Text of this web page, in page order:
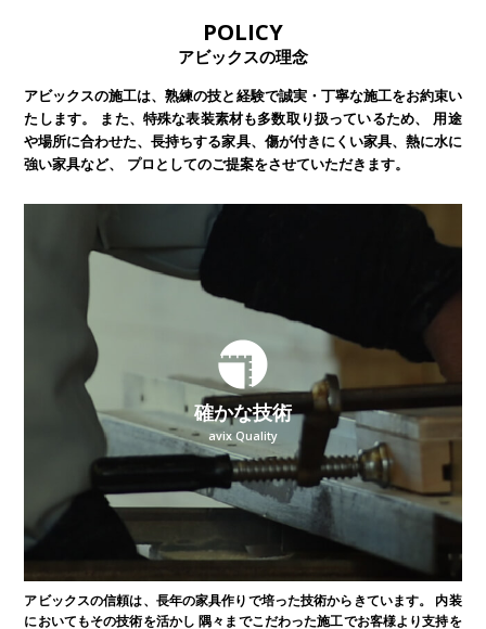
POLICY
アビックスの理念
アビックスの施工は、熟練の技と経験で誠実・丁寧な施工をお約束い
たします。
また、特殊な表装素材も多数取り扱っているため、
用途
や場所に合わせた、長持ちする家具、傷が付きにくい家具、熱に水に
強い家具など、
プロとしてのご提案をさせていただきます。
確かな技術
avix Quality
アビックスの信頼は、長年の家具作りで培った技術からきています。
内装
においてもその技術を活かし 隅々までこだわった施工でお客様より支持を